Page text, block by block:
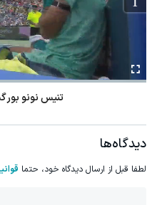
تنیس نونو
دیدگاه‌ها
لطفا قبل از ارسال دیدگاه خود، حتما